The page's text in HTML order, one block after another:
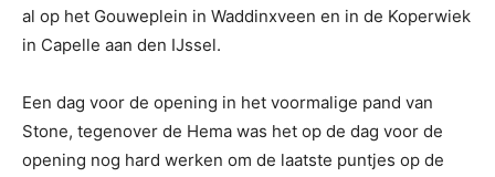
al op het Gouweplein in Waddinxveen en in de Koperwiek
in Capelle aan den IJssel.
Een dag voor de opening in het voormalige pand van
Stone, tegenover de Hema was het op de dag voor de
opening nog hard werken om de laatste puntjes op de